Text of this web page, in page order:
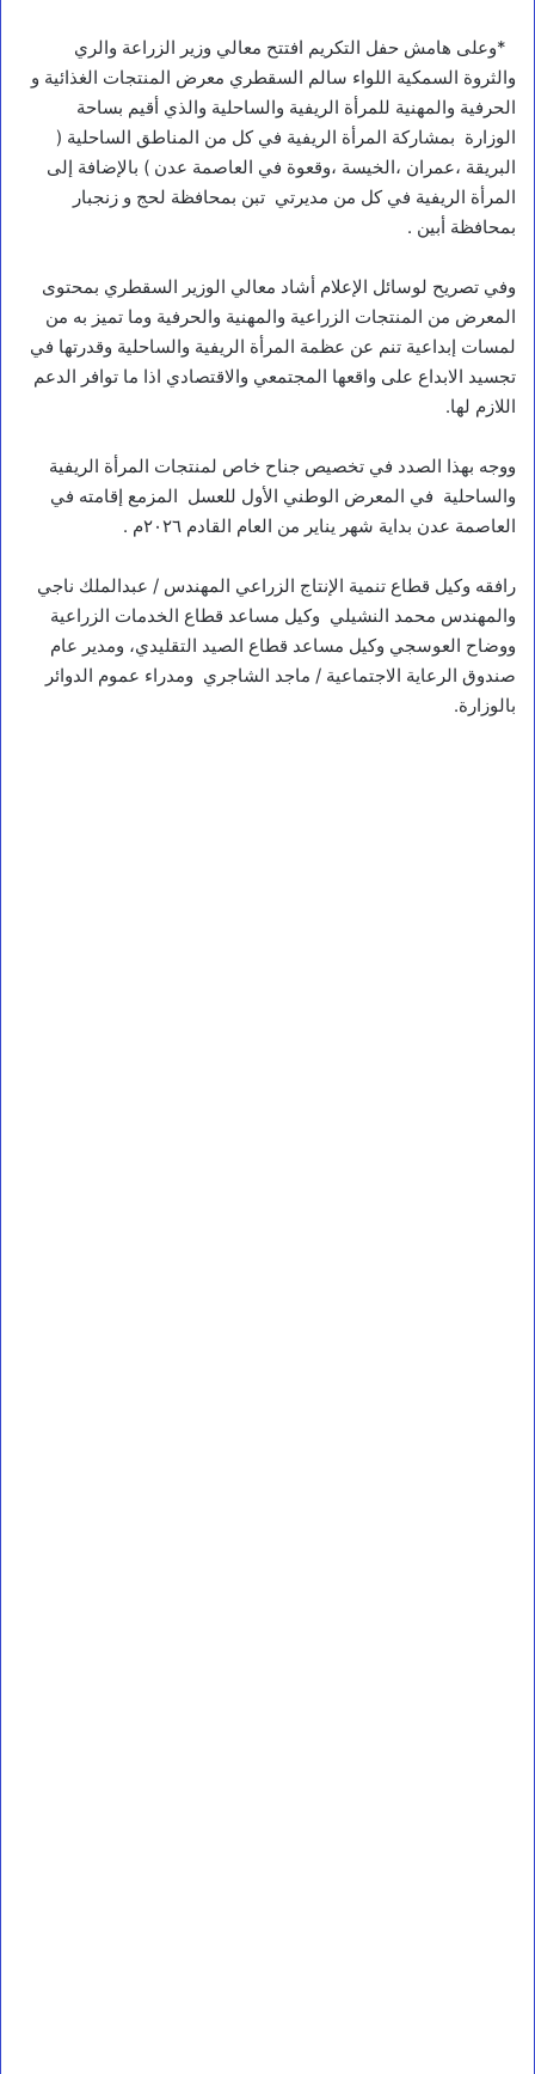
*وعلى هامش حفل التكريم افتتح معالي وزير الزراعة والري
والثروة السمكية اللواء سالم السقطري معرض المنتجات الغذائية و
الحرفية والمهنية للمرأة الريفية والساحلية والذي أقيم بساحة
الوزارة بمشاركة المرأة الريفية في كل من المناطق الساحلية (
البريقة ،عمران ،الخيسة ،وقعوة في العاصمة عدن ) بالإضافة إلى
المرأة الريفية في كل من مديرتي تبن بمحافظة لحج و زنجبار
بمحافظة أبين .
وفي تصريح لوسائل الإعلام أشاد معالي الوزير السقطري بمحتوى
المعرض من المنتجات الزراعية والمهنية والحرفية وما تميز به من
لمسات إبداعية تنم عن عظمة المرأة الريفية والساحلية وقدرتها في
تجسيد الابداع على واقعها المجتمعي والاقتصادي اذا ما توافر الدعم
اللازم لها.
ووجه بهذا الصدد في تخصيص جناح خاص لمنتجات المرأة الريفية
والساحلية في المعرض الوطني الأول للعسل المزمع إقامته في
العاصمة عدن بداية شهر يناير من العام القادم ٢٠٢٦م .
رافقه وكيل قطاع تنمية الإنتاج الزراعي المهندس / عبدالملك ناجي
والمهندس محمد النشيلي وكيل مساعد قطاع الخدمات الزراعية
ووضاح العوسجي وكيل مساعد قطاع الصيد التقليدي، ومدير عام
صندوق الرعاية الاجتماعية / ماجد الشاجري ومدراء عموم الدوائر
بالوزارة.